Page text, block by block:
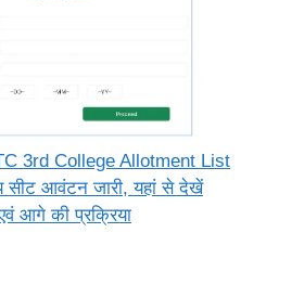
3rd College Allotment List
सीट आवंटन जारी, यहां से देखें
आगे की प्रक्रिया